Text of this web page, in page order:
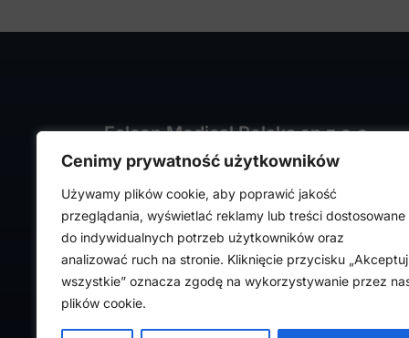
Cenimy prywatność użytkowników
Używamy plików cookie, aby poprawić jakość
przeglądania, wyświetlać reklamy lub treści dostosowane
do indywidualnych potrzeb użytkowników oraz
analizować ruch na stronie. Kliknięcie przycisku „Akceptuj
wszystkie” oznacza zgodę na wykorzystywanie przez
plików cookie.
Falcon Medical Polska sp z o.o.
ul. Rajmunda Rembielińskiego 1/7
93-575 Łódź
NIP: PL7282324443
REGON: 472316619,
Nr KRS: 0000036918